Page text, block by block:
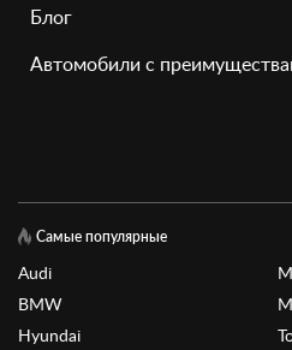
Блог
Автомобили с
Самые популярные
Audi
BMW
Hyundai